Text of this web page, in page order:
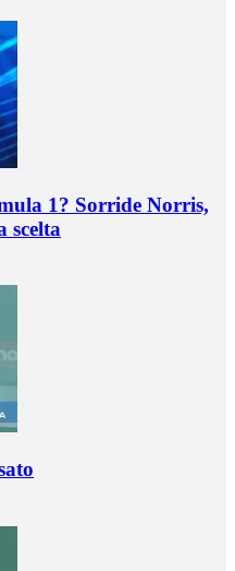
1? Sorride Norris,
scelta